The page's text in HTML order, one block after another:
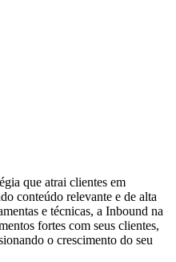
que atrai clientes em
conteúdo relevante e de alta
e técnicas, a Inbound na
fortes com seus clientes,
o crescimento do seu